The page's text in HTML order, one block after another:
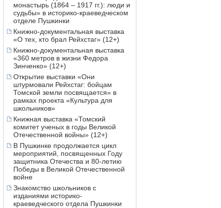
монастырь (1864 – 1917 гг.): люди и
судьбы» в историко-краеведческом
отделе Пушкинки
Книжно-документальная выставка
«О тех, кто брал Рейхстаг» (12+)
Книжно-документальная выставка
«360 метров в жизни Федора
Зинченко» (12+)
Открытие выставки «Они
штурмовали Рейхстаг: бойцам
Томской земли посвящается» в
рамках проекта «Культура для
школьников»
Книжная выставка «Томский
комитет ученых в годы Великой
Отечественной войны» (12+)
В Пушкинке продолжается цикл
мероприятий, посвященных Году
защитника Отечества и 80-летию
Победы в Великой Отечественной
войне
Знакомство школьников с
изданиями историко-
краеведческого отдела Пушкинки